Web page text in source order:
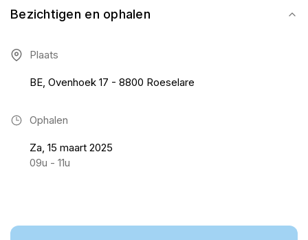
Bezichtigen en ophalen
Plaats
BE, Ovenhoek 17 - 8800 Roeselare
Ophalen
Za, 15 maart 2025
09u - 11u